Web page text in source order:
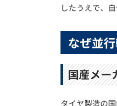
したうえで、
なぜ並
国産メー
タイヤ製造の